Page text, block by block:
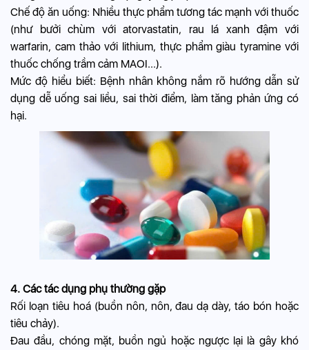
Chế độ ăn uống: Nhiều thực phẩm tương tác mạnh với thuốc
(như bưởi chùm với atorvastatin, rau lá xanh đậm với
warfarin, cam thảo với lithium, thực phẩm giàu tyramine với
thuốc chống trầm cảm MAOI...).
Mức độ hiểu biết: Bệnh nhân không nắm rõ hướng dẫn sử
dụng dễ uống sai liều, sai thời điểm, làm tăng phản ứng có
hại.
4. Các tác dụng phụ thường gặp
Rối loạn tiêu hoá (buồn nôn, nôn, đau dạ dày, táo bón hoặc
tiêu chảy).
Đau đầu, chóng mặt, buồn ngủ hoặc ngược lại là gây khó